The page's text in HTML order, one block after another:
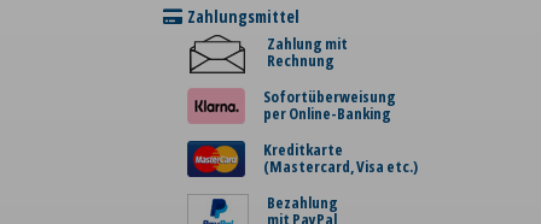
Zahlungsmittel
Zahlung mit
Rechnung
Sofortüberweisung
per Online-Banking
Kreditkarte
(Mastercard, Visa etc.)
Bezahlung
mit PayPal